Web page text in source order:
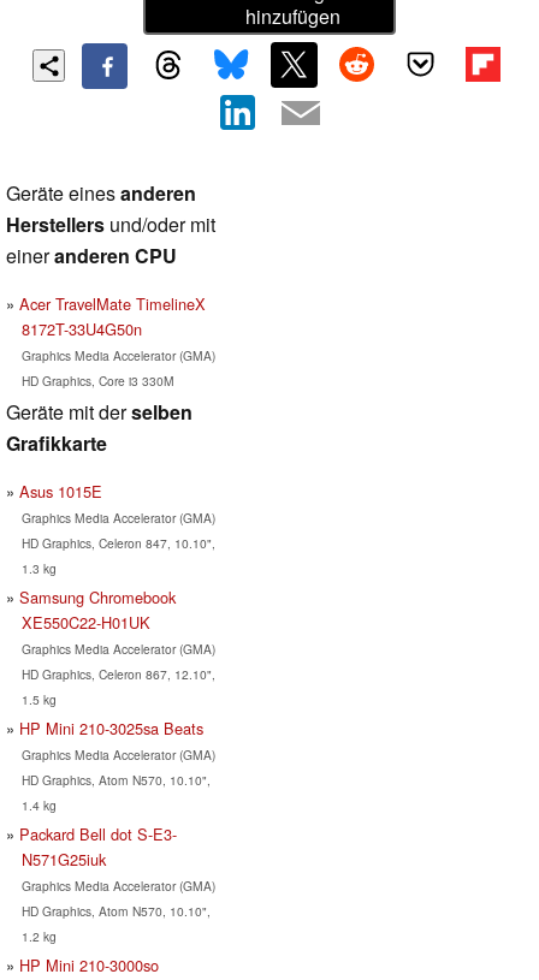
hinzufügen
Geräte einesanderen
Herstellers und/oder mit
eineranderen CPU
Acer TravelMate TimelineX
8172T-33U4G50n
Graphics Media Accelerator (GMA)
HD Graphics, Core i3 330M
Geräte mit derselben
Grafikkarte
Asus 1015E
Graphics Media Accelerator (GMA)
HD Graphics, Celeron 847, 10.10",
1.3 kg
Samsung Chromebook
XE550C22-H01UK
Graphics Media Accelerator (GMA)
HD Graphics, Celeron 867, 12.10",
1.5 kg
HP Mini 210-3025sa Beats
Graphics Media Accelerator (GMA)
HD Graphics, Atom N570, 10.10",
1.4 kg
Packard Bell dot S-E3-
N571G25iuk
Graphics Media Accelerator (GMA)
HD Graphics, Atom N570, 10.10",
1.2 kg
HP Mini 210-3000so